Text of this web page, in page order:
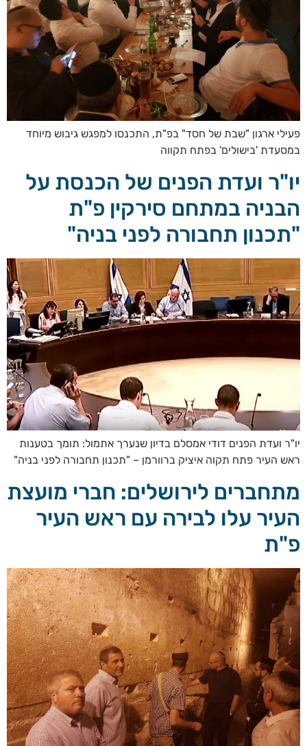
פעילי ארגון "שבת של חסד" בפ"ת, התכנסו למפגש גיבוש מיוחד
במסעדת 'בישולים' בפתח תקווה
יו"ר ועדת הפנים של הכנסת על
הבניה במתחם סירקין פ"ת
"תכנון תחבורה לפני בניה"
יו"ר ועדת הפנים דודי אמסלם בדיון שנערך אתמול: תומך בטענות
ראש העיר פתח תקוה איציק ברוורמן – "תכנון תחבורה לפני בניה"
מתחברים לירושלים: חברי מועצת
העיר עלו לבירה עם ראש העיר
פ"ת